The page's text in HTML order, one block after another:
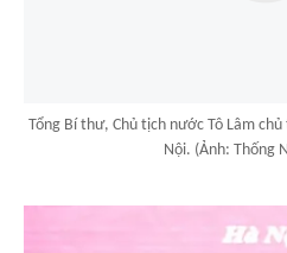
Tổng Bí thư, Chủ tịch nước Tô Lâm
Nội. (Ảnh: Thống